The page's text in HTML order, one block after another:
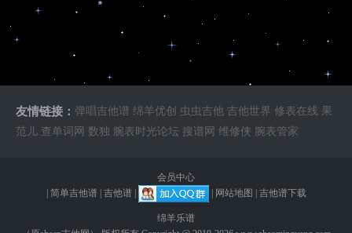
友情链接： 弹唱吉他谱 绵羊优创 虫虫吉他 吉他世界 修表在线 果
范儿 查单词网 数独 腕表时光论坛 搜谱网 维修侠 腕表管家
会员中心
简单吉他谱| 吉他谱| 网站地图 吉他谱下载
绵羊乐谱